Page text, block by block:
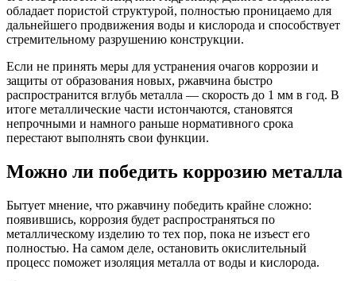
обладает пористой структурой, полностью проницаемо для
дальнейшего продвижения воды и кислорода и способствует
стремительному разрушению конструкции.
Если не принять меры для устранения очагов коррозии и
защиты от образования новых, ржавчина быстро
распространится вглубь металла — скорость до 1 мм в год. В
итоге металлические части истончаются, становятся
непрочными и намного раньше нормативного срока
перестают выполнять свои функции.
Можно ли победить коррозию металла
Бытует мнение, что ржавчину победить крайне сложно:
появившись, коррозия будет распространяться по
металлическому изделию то тех пор, пока не изъест его
полностью. На самом деле, остановить окислительный
процесс поможет изоляция металла от воды и кислорода.